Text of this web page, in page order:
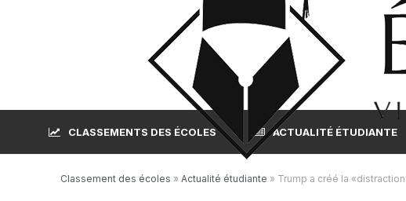
CLASSEMENTS DES ÉCOLES ACTUALITÉ ÉTUDIANTE
Classement des écoles » Actualité étudiante » Trump a créé la